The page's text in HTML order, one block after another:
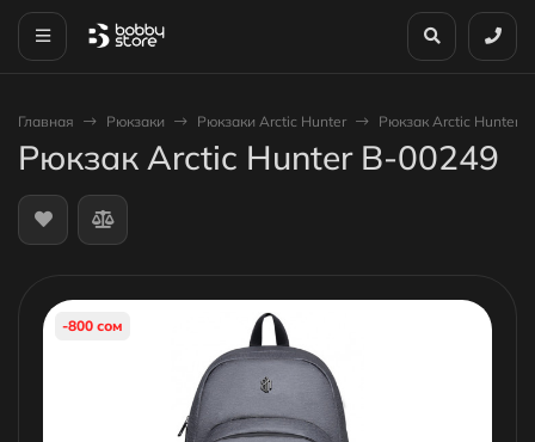
Главная Рюкзаки Рюкзаки Arctic Hunter Рюкзак Arctic Hunter
Рюкзак Arctic Hunter B-00249
-800 сом